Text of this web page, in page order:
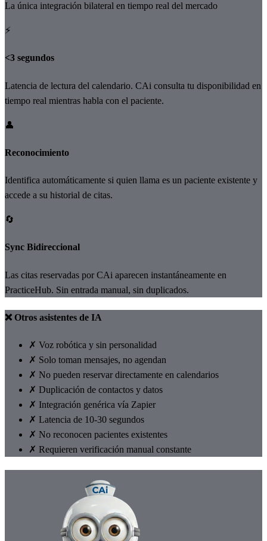
La única integración bilateral en tiempo real del mercado
⚡
<3 segundos
Latencia de lectura del calendario. CAi consulta tu disponibilidad en
tiempo real mientras habla con el paciente.
👤
Reconocimiento
Identifica automáticamente si quien llama es un paciente existente y
accede a su historial de citas.
🔄
Sync Bidireccional
Las citas reservadas por CAi aparecen instantáneamente en
PracticeHub. Sin entrada manual, sin duplicados.
❌ Otros asistentes de IA
✗ Voz robótica y sin personalidad
✗ Solo toman mensajes, no agendan
✗ No pueden reservar directamente en calendarios
✗ Duplicación de contactos y datos
✗ Integración genérica vía Zapier
✗ Latencia de 10-30 segundos
✗ No reconocen pacientes existentes
✗ Requieren verificación manual constante